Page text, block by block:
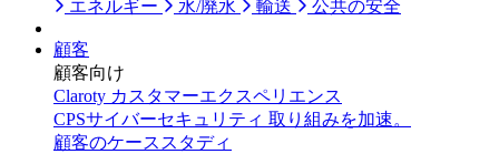
エネルギー
水/廃水 輸送 公共の安全
顧客
顧客向け
Claroty カスタマーエクスペリエンス
CPSサイバーセキュリティ 取り組みを加速。
顧客のケーススタディ